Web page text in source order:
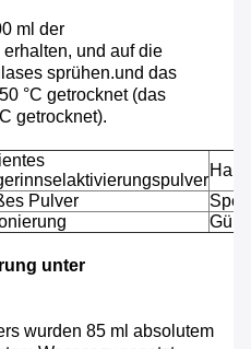
ml der
und auf die
sprühen.und das
°C getrocknet (das
getrocknet).
Pulver
unter
wurden 85 ml absolutem